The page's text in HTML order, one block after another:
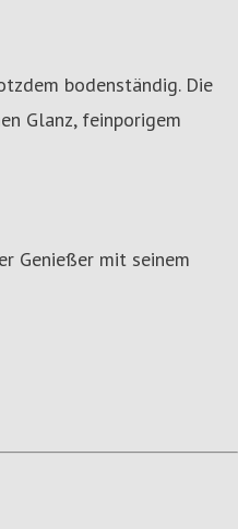
bodenständig. Die
Glanz, feinporigem
Genießer mit seinem